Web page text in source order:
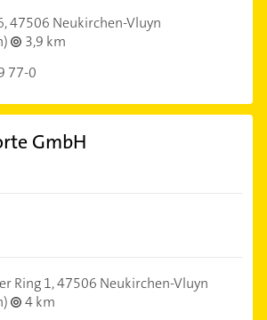
47506 Neukirchen-Vluyn
3,9 km
77-0
GmbH
Ring 1,47506 Neukirchen-Vluyn
4 km